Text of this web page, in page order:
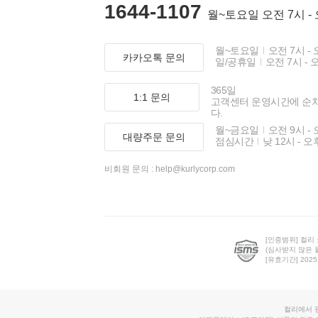
1644-1107 월~토요일 오전 7시 -
카카오톡 문의
월~토요일
오전 7시 -
일/공휴일
오전 7시 -
1:1 문의
365일
고객센터 운영시간에 순
다.
대량주문 문의
월~금요일
오전 9시 -
점심시간
낮 12시 - 오
비회원 문의 : help@kurlycorp.com
[인증범위] 컬리
(심사받지 않은
[유효기간]
컬리에서